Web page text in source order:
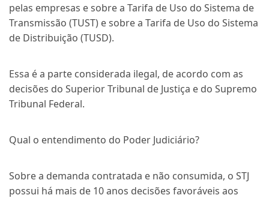
pelas empresas e sobre a Tarifa de Uso do Sistema de
Transmissão (TUST) e sobre a Tarifa de Uso do Sistema
de Distribuição (TUSD).
Essa é a parte considerada ilegal, de acordo com as
decisões do Superior Tribunal de Justiça e do Supremo
Tribunal Federal.
Qual o entendimento do Poder Judiciário?
Sobre a demanda contratada e não consumida, o STJ
possui há mais de 10 anos decisões favoráveis aos